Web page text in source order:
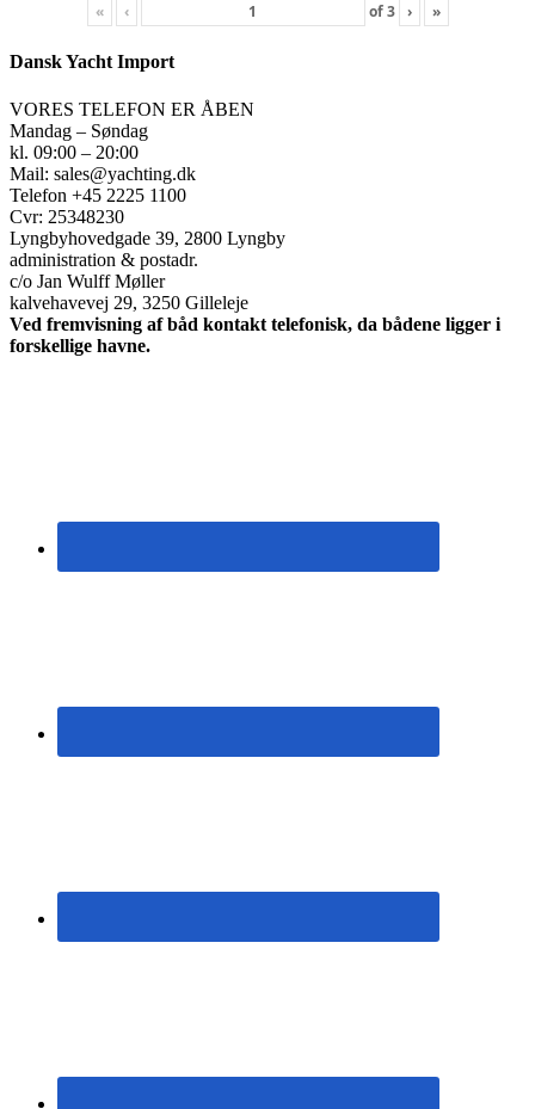
« ‹ of3 › »
Dansk Yacht Import
VORES TELEFON ER ÅBEN
Mandag – Søndag
kl. 09:00 – 20:00
Mail: sales@yachting.dk
Telefon +45 2225 1100
Cvr: 25348230
Lyngbyhovedgade 39, 2800 Lyngby
administration & postadr.
c/o Jan Wulff Møller
kalvehavevej 29, 3250 Gilleleje
Ved fremvisning af båd kontakt telefonisk, da bådene ligger i
forskellige havne.